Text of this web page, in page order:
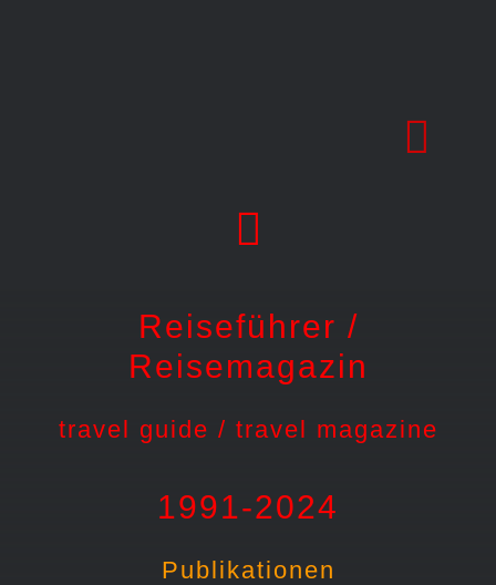
Reiseführer /
Reisemagazin
travel guide / travel magazine
1991-2024
Publikationen